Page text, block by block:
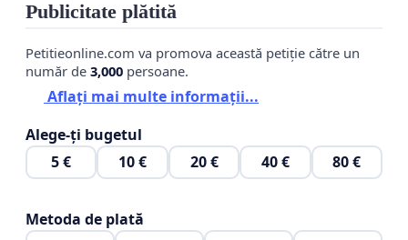
Publicitate plătită
Petitieonline.com va promova această petiție către un
număr de 3,000 persoane.
Aflați mai multe informații...
Alege-ți bugetul
5 €
10 € 20 € 40 € 80 €
Metoda de plată